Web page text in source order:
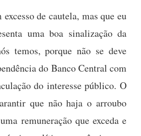
de cautela, mas que eu
uma boa sinalização da
temos, porque não se deve
do Banco Central com
do interesse público. O
que não haja o arroubo
remuneração que exceda e